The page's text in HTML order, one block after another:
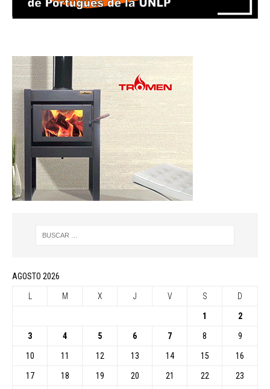
AGOSTO 2026
L M X J V S D
1 2
3 4 5 6 7 8 9
10 11 12 13 14 15 16
17 18 19 20 21 22 23